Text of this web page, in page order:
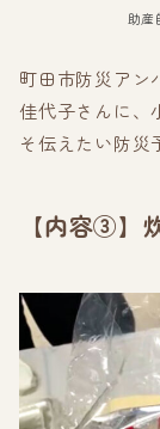
助産
町田市防災アン
佳代子さんに、
そ伝えたい防災
【内容③】